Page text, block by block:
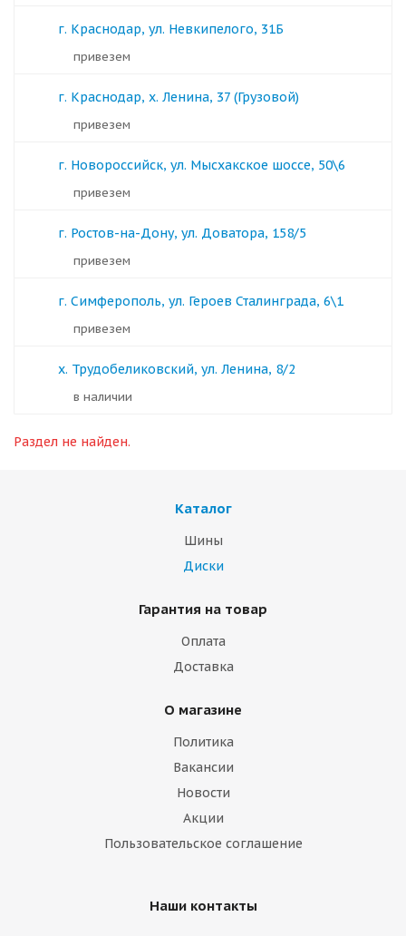
г. Краснодар, ул. Невкипелого, 31Б
Привезем
г. Краснодар, х. Ленина, 37 (Грузовой)
Привезем
г. Новороссийск, ул. Мысхакское шоссе, 50\6
Привезем
г. Ростов-на-Дону, ул. Доватора, 158/5
Привезем
г. Симферополь, ул. Героев Сталинграда, 6\1
Привезем
х. Трудобеликовский, ул. Ленина, 8/2
в наличии
Раздел не найден.
Каталог
Шины
Диски
Гарантия на товар
Оплата
Доставка
О магазине
Политика
Вакансии
Новости
Акции
Пользовательское соглашение
Наши контакты